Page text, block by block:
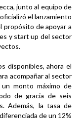
junto al equipo de
el lanzamiento
propósito de apoyar a
y start up del sector
disponibles, ahora el
acompañar al sector
monto máximo de
de gracia de seis
Además, la tasa de
de un 12%